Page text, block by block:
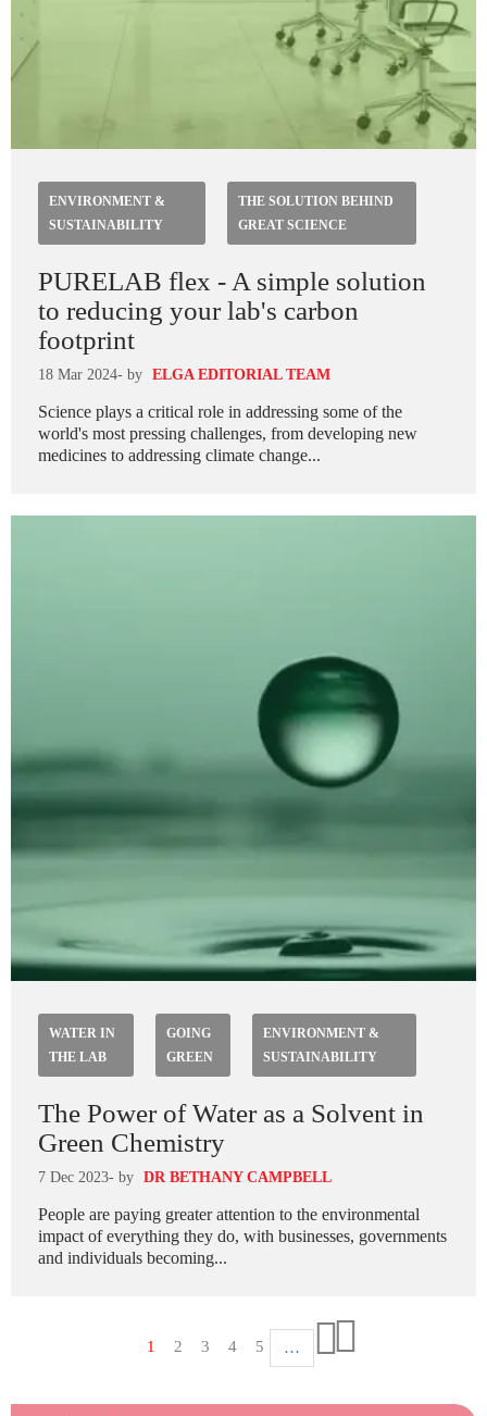
ENVIRONMENT &
SUSTAINABILITY
THE SOLUTION BEHIND
GREAT SCIENCE
PURELAB flex - A simple solution
to reducing your lab's carbon
footprint
18 Mar 2024- by ELGA EDITORIAL TEAM
Science plays a critical role in addressing some of the
world's most pressing challenges, from developing new
medicines to addressing climate change...
WATER IN
THE LAB
GOING
GREEN
ENVIRONMENT &
SUSTAINABILITY
The Power of Water as a Solvent in
Green Chemistry
7 Dec 2023- by DR BETHANY CAMPBELL
People are paying greater attention to the environmental
impact of everything they do, with businesses, governments
and individuals becoming...
SeitennummerierungAktuelle
1 Seite
2 Seite
3 Seite
4 Seite
5
…
Letzte